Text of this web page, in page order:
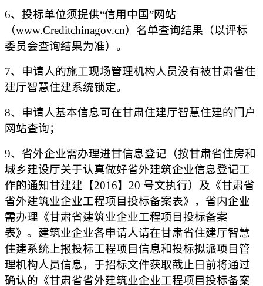
6、 投标单位须提供“信用中国”网站
（www.Creditchinagov.cn）名单查询结果（以评标
委员会查询结果为准）。
7、 申请人的施工现场管理机构人员没有被甘肃省住
建厅智慧住建系统锁定。
8、申请人基本信息可在甘肃住建厅智慧住建的门户
网站查询；
9、省外企业需办理进甘信息登记（按甘肃省住房和
城乡建设厅关于认真做好省外建筑企业信息登记工
作的通知甘建建【2016】20 号文执行）及《甘肃省
省外建筑业企业工程项目投标备案表》，省内企业
需办理《甘肃省建筑业企业工程项目投标备案
表》。建筑业企业各申请人请在甘肃省住建厅智慧
住建系统上报投标工程项目信息和投标拟派项目管
理机构人员信息，于招标文件获取截止日前将通过
确认的《甘肃省省外建筑业企业工程项目投标备案